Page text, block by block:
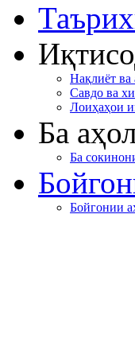
Нақлиёт ва
Савдо ва
Лоиҳаҳои
Ба
Ба
Бойгонии